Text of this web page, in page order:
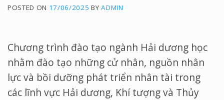
POSTED ON 17/06/2025 BYADMIN
Chương trình đào tạo ngành Hải dương học
nhằm đào tạo những cử nhân, nguồn nhân
lực và bồi dưỡng phát triển nhân tài trong
các lĩnh vực Hải dương, Khí tượng và Thủy